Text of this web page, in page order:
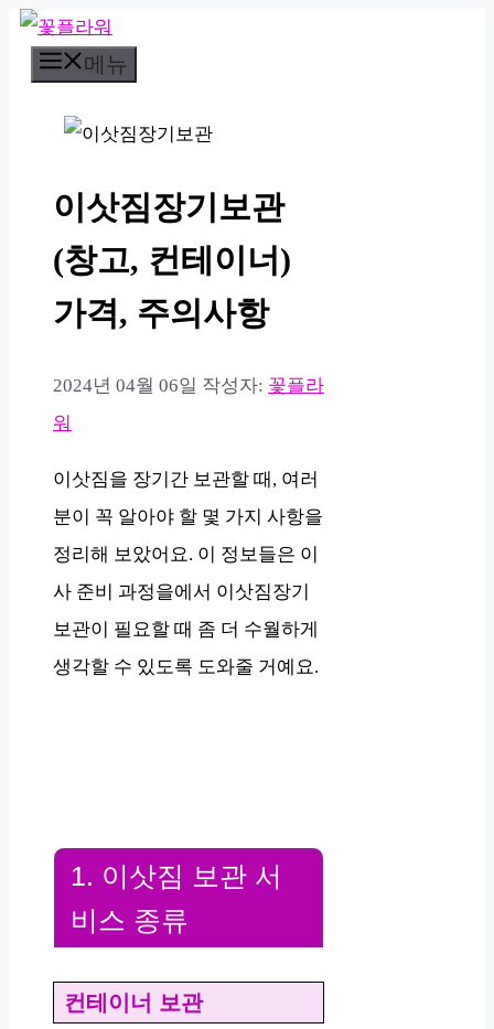
컨
메뉴
이삿짐장기보관
(창고, 컨테이너)
가격, 주의사항
2024년 04월 06일 작성자: 꽃플라
워
이삿짐을 장기간 보관할 때, 여러
분이 꼭 알아야 할 몇 가지 사항을
정리해 보았어요. 이 정보들은 이
사 준비 과정을에서 이삿짐장기
보관이 필요할 때 좀 더 수월하게
생각할 수 있도록 도와줄 거예요.
1. 이삿짐 보관 서
비스 종류
컨테이너 보관